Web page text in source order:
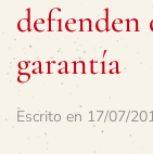
defienden
garantía
Escrito en 17/07/